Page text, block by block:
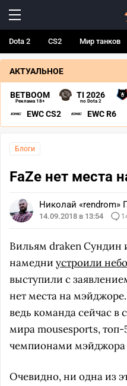
Dota 2 CS2 Мир танков
АКТУАЛЬНОЕ
BETBOOM
Реклама 18+
TI 2026
по Dota 2
EWC CS2 EWC R6
Блоги
FaZe нет места
Николай «rendrom»
14.09.2018 в 13:54
Вильям draken
намедни устроили
выступили с
нет места на
ведь команда сейчас в
мира mousesports, топ-
чемпионами мэйджора
Очевидно, ни одна из